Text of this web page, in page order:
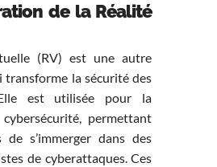
de la Réalité
(RV) est une autre
transforme la sécurité des
est utilisée pour la
permettant
de s’immerger dans des
de cyberattaques. Ces